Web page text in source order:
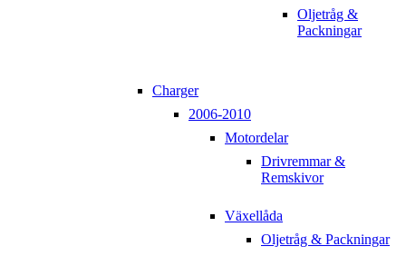
Oljetråg &
Packningar
Charger
2006-2010
Motordelar
Drivremmar &
Remskivor
Växellåda
Oljetråg & Packningar